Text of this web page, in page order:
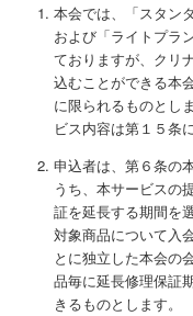
本会では、「スタン
および「ライトプラ
ておりますが、クリ
込むことができる本
に限られるものとし
ビス内容は第１５条
申込者は、第６条の
うち、本サービスの
証を延長する期間を
対象商品について入
とに独立した本会の
品毎に延長修理保証
きるものとします。